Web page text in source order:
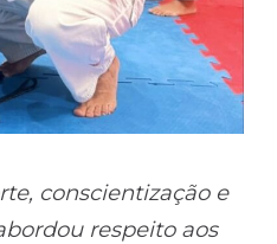
conscientização e
respeito aos